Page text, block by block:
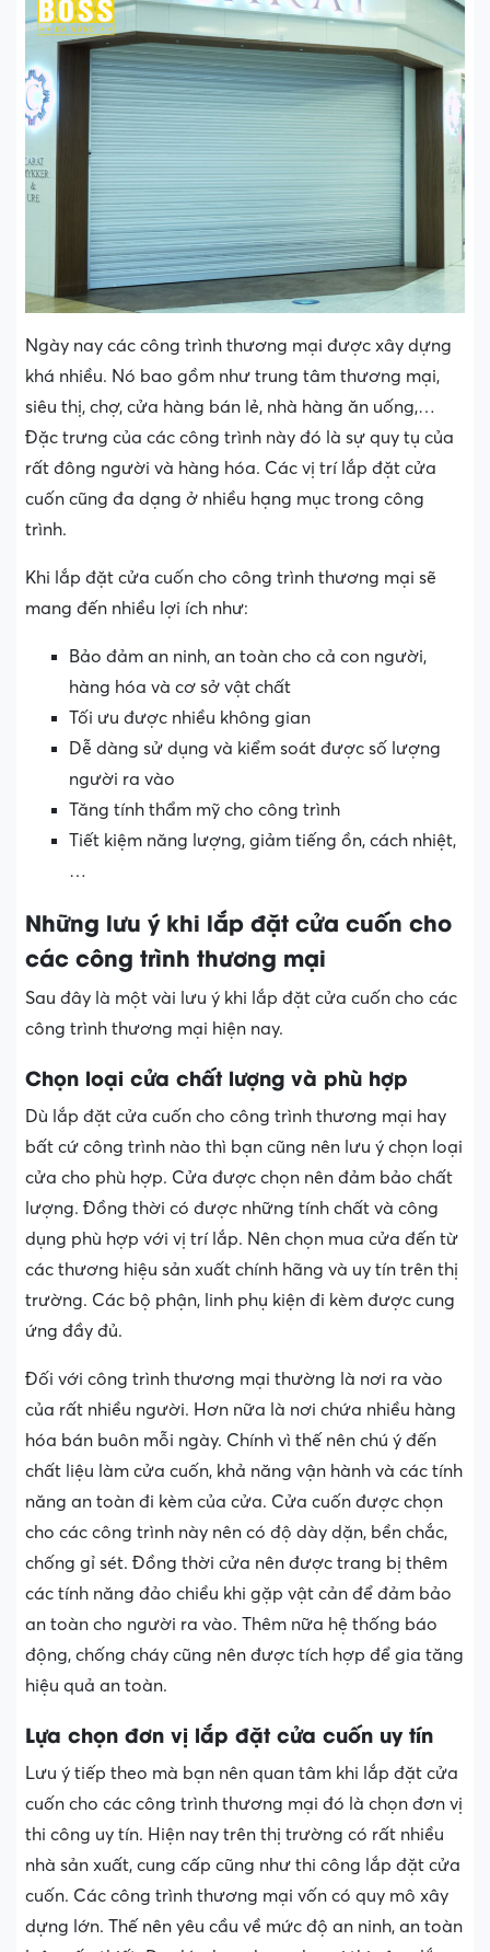
Ngày nay các công trình thương mại được xây dựng
khá nhiều. Nó bao gồm như trung tâm thương mại,
siêu thị, chợ, cửa hàng bán lẻ, nhà hàng ăn uống,…
Đặc trưng của các công trình này đó là sự quy tụ của
rất đông người và hàng hóa. Các vị trí lắp đặt cửa
cuốn cũng đa dạng ở nhiều hạng mục trong công
trình.
Khi lắp đặt cửa cuốn cho công trình thương mại sẽ
mang đến nhiều lợi ích như:
Bảo đảm an ninh, an toàn cho cả con người,
hàng hóa và cơ sở vật chất
Tối ưu được nhiều không gian
Dễ dàng sử dụng và kiểm soát được số lượng
người ra vào
Tăng tính thẩm mỹ cho công trình
Tiết kiệm năng lượng, giảm tiếng ồn, cách nhiệt,
…
Những lưu ý khi lắp đặt cửa cuốn cho
các công trình thương mại
Sau đây là một vài lưu ý khi lắp đặt cửa cuốn cho các
công trình thương mại hiện nay.
Chọn loại cửa chất lượng và phù hợp
Dù lắp đặt cửa cuốn cho công trình thương mại hay
bất cứ công trình nào thì bạn cũng nên lưu ý chọn loại
cửa cho phù hợp. Cửa được chọn nên đảm bảo chất
lượng. Đồng thời có được những tính chất và công
dụng phù hợp với vị trí lắp. Nên chọn mua cửa đến từ
các thương hiệu sản xuất chính hãng và uy tín trên thị
trường. Các bộ phận, linh phụ kiện đi kèm được cung
ứng đầy đủ.
Đối với công trình thương mại thường là nơi ra vào
của rất nhiều người. Hơn nữa là nơi chứa nhiều hàng
hóa bán buôn mỗi ngày. Chính vì thế nên chú ý đến
chất liệu làm cửa cuốn, khả năng vận hành và các tính
năng an toàn đi kèm của cửa. Cửa cuốn được chọn
cho các công trình này nên có độ dày dặn, bền chắc,
chống gỉ sét. Đồng thời cửa nên được trang bị thêm
các tính năng đảo chiều khi gặp vật cản để đảm bảo
an toàn cho người ra vào. Thêm nữa hệ thống báo
động, chống cháy cũng nên được tích hợp để gia tăng
hiệu quả an toàn.
Lựa chọn đơn vị lắp đặt cửa cuốn uy tín
Lưu ý tiếp theo mà bạn nên quan tâm khi lắp đặt cửa
cuốn cho các công trình thương mại đó là chọn đơn vị
thi công uy tín. Hiện nay trên thị trường có rất nhiều
nhà sản xuất, cung cấp cũng như thi công lắp đặt cửa
cuốn. Các công trình thương mại vốn có quy mô xây
dựng lớn. Thế nên yêu cầu về mức độ an ninh, an toàn